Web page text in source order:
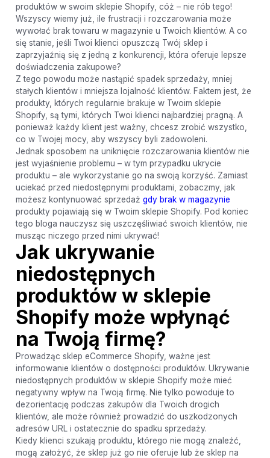
produktów w swoim sklepie Shopify, cóż – nie rób tego!
Wszyscy wiemy już, ile frustracji i rozczarowania może
wywołać brak towaru w magazynie u Twoich klientów. A co
się stanie, jeśli Twoi klienci opuszczą Twój sklep i
zaprzyjaźnią się z jedną z konkurencji, która oferuje lepsze
doświadczenia zakupowe?
Z tego powodu może nastąpić spadek sprzedaży, mniej
stałych klientów i mniejsza lojalność klientów. Faktem jest, że
produkty, których regularnie brakuje w Twoim sklepie
Shopify, są tymi, których Twoi klienci najbardziej pragną. A
ponieważ każdy klient jest ważny, chcesz zrobić wszystko,
co w Twojej mocy, aby wszyscy byli zadowoleni.
Jednak sposobem na uniknięcie rozczarowania klientów nie
jest wyjaśnienie problemu – w tym przypadku ukrycie
produktu – ale wykorzystanie go na swoją korzyść. Zamiast
uciekać przed niedostępnymi produktami, zobaczmy, jak
możesz kontynuować sprzedaż gdy brak w magazynie
produkty pojawiają się w Twoim sklepie Shopify. Pod koniec
tego bloga nauczysz się uszczęśliwiać swoich klientów, nie
musząc niczego przed nimi ukrywać!
Jak ukrywanie
niedostępnych
produktów w sklepie
Shopify może wpłynąć
na Twoją firmę?
Prowadząc sklep eCommerce Shopify, ważne jest
informowanie klientów o dostępności produktów. Ukrywanie
niedostępnych produktów w sklepie Shopify może mieć
negatywny wpływ na Twoją firmę. Nie tylko powoduje to
dezorientację podczas zakupów dla Twoich drogich
klientów, ale może również prowadzić do uszkodzonych
adresów URL i ostatecznie do spadku sprzedaży.
Kiedy klienci szukają produktu, którego nie mogą znaleźć,
mogą założyć, że sklep już go nie oferuje lub że sklep na